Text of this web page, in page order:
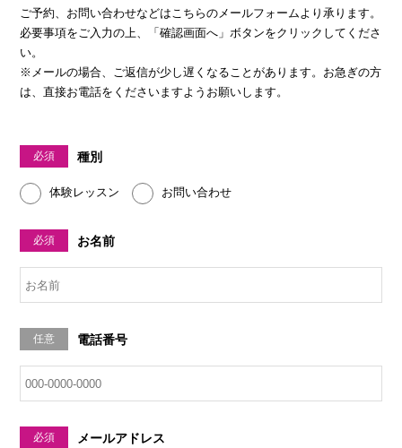
ご予約、お問い合わせなどはこちらのメールフォームより承ります。
必要事項をご入力の上、「確認画面へ」ボタンをクリックしてくださ
い。
※メールの場合、ご返信が少し遅くなることがあります。 お急ぎの方
は、直接お電話をくださいますようお願いします。
必須 種別
体験レッスン お問い合わせ
必須 お名前
任意 電話番号
必須 メールアドレス